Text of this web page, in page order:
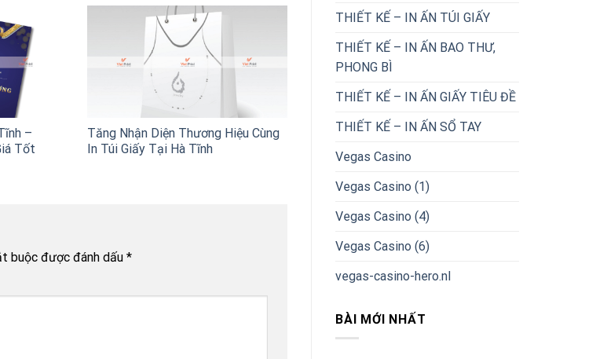
–
Tốt
Tăng Nhận Diện Thương Hiệu Cùng
In Túi Giấy Tại Hà Tĩnh
buộc được đánh dấu *
THIẾT KẾ – IN ẤN TÚI GIẤY
THIẾT KẾ – IN ẤN BAO THƯ,
PHONG BÌ
THIẾT KẾ – IN ẤN GIẤY TIÊU ĐỀ
THIẾT KẾ – IN ẤN SỔ TAY
Vegas Casino
Vegas Casino (1)
Vegas Casino (4)
Vegas Casino (6)
vegas-casino-hero.nl
BÀI MỚI NHẤT